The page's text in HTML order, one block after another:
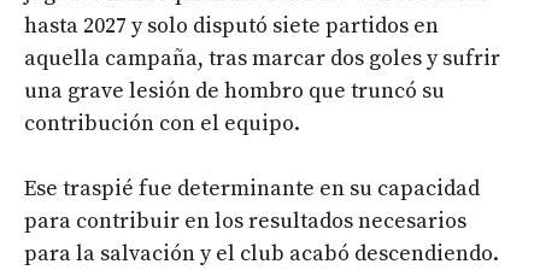
hasta 2027 y solo disputó siete partidos en
aquella campaña, tras marcar dos goles y sufrir
una grave lesión de hombro que truncó su
contribución con el equipo.
Ese traspié fue determinante en su capacidad
para contribuir en los resultados necesarios
para la salvación y el club acabó descendiendo.